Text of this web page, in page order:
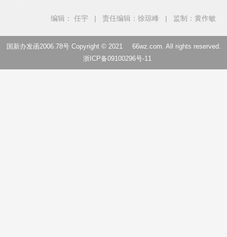
编辑： 任宇 责任编辑：徐琼峰 监制：黄作敏
国新办发函2006.78号 Copyright © 2021 66wz.com. All rights reserved.
浙ICP备09100296号-11